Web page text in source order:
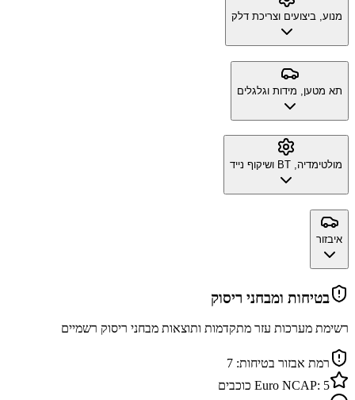
מנוע, ביצועים וצריכת דלק
תא מטען, מידות וגלגלים
מולטימדיה, BT ושיקוף נייד
איבזור
בטיחות ומבחני ריסוק
רשימת מערכות עזר מתקדמות ותוצאות מבחני ריסוק רשמיים
רמת אבזור בטיחות: 7
Euro NCAP: 5
כוכבים